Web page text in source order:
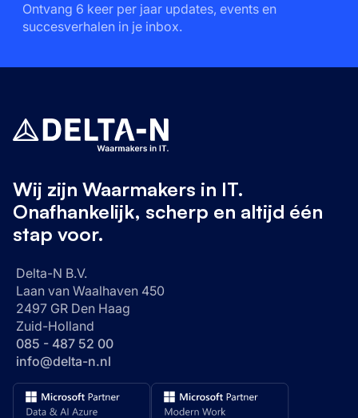
Ontvang 6 keer per jaar updates, events en
succesverhalen in je inbox.
Wij zijn Waarmakers in IT.
Onafhankelijk, scherp en altijd één
stap voor.
Delta-N B.V.
Laan van Waalhaven 450
2497 GR Den Haag
Zuid-Holland
085 - 487 52 00
info@delta-n.nl